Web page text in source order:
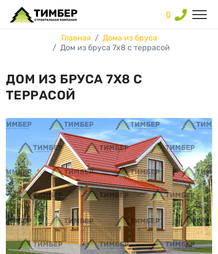
0
Главная
Дома из бруса
Дом из бруса 7х8 с террасой
ДОМ ИЗ БРУСА 7Х8 С
ТЕРРАСОЙ